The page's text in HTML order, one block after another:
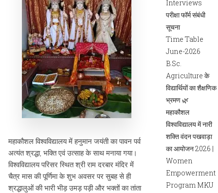
महाकौशल विश्वविद्यालय में हनुमान जयंती का पावन पर्व
अत्यंत श्रद्धा, भक्ति एवं उत्साह के साथ मनाया गया।
विश्वविद्यालय परिसर स्थित श्री राम दरबार मंदिर में
चैत्र मास की पूर्णिमा के शुभ अवसर पर सुबह से ही
श्रद्धालुओं की भारी भीड़ उमड़ पड़ी और भक्तों का तांता
Interviews
परीक्षा फॉर्म संबंधी
सूचना
Time Table
June-2026
B.Sc.
Agriculture के
विद्यार्थियों का शैक्षणिक
भ्रमण 🌿
महाकौशल
विश्वविद्यालय में नारी
शक्ति वंदन पखवाड़ा
का आयोजन 2026 |
Women
Empowerment
Program MKU